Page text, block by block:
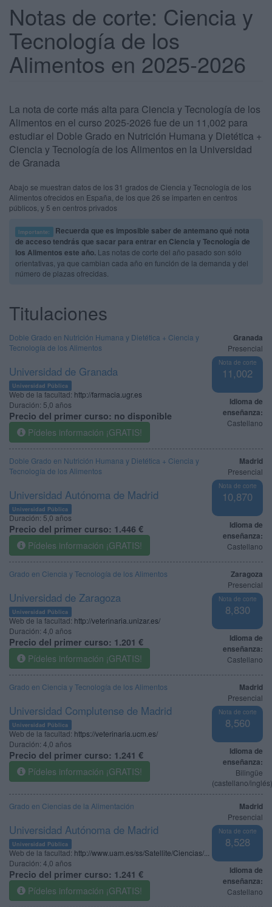
Notas de corte: Ciencia y
Tecnología de los
Alimentos en 2025-2026
La nota de corte más alta para Ciencia y Tecnología de los
Alimentos en el curso 2025-2026 fue de un 11,002 para
estudiar el Doble Grado en Nutrición Humana y Dietética +
Ciencia y Tecnología de los Alimentos en la Universidad
de Granada
Abajo se muestran datos de los 31 grados de Ciencia y Tecnología de los
Alimentos ofrecidos en España, de los que 26 se imparten en centros
públicos, y 5 en centros privados
Importante:
Recuerda que es imposible saber de antemano qué nota
de acceso tendrás que sacar para entrar en Ciencia y Tecnología de
los Alimentos este año. Las notas de corte del año pasado son sólo
orientativas, ya que cambian cada año en función de la demanda y del
número de plazas ofrecidas.
Titulaciones
Granada
Presencial
Nota de corte
11,002
Idioma de
enseñanza:
Castellano
Doble Grado en Nutrición Humana y Dietética + Ciencia y
Tecnología de los Alimentos
Universidad de Granada
Universidad Pública
Web de la facultad: http://farmacia.ugr.es
Duración: 5,0 años
Precio del primer curso: no disponible
Pídeles información ¡GRATIS!
Madrid
Presencial
Nota de corte
10,870
Idioma de
enseñanza:
Castellano
Doble Grado en Nutrición Humana y Dietética + Ciencia y
Tecnología de los Alimentos
Universidad Autónoma de Madrid
Universidad Pública
Duración:5,0 años
Precio del primer curso: 1.446 €
Pídeles información ¡GRATIS!
Zaragoza
Presencial
Nota de corte
8,830
Idioma de
enseñanza:
Castellano
Grado en Ciencia y Tecnología de los Alimentos
Universidad de Zaragoza
Universidad Pública
Web de la facultad: http://veterinaria.unizar.es/
Duración: 4,0 años
Precio del primer curso: 1.201 €
Pídeles información ¡GRATIS!
Madrid
Presencial
Nota de corte
8,560
Idioma de
enseñanza:
Bilingüe
(castellano/
Grado en Ciencia y Tecnología de los Alimentos
Universidad Complutense de Madrid
Universidad Pública
Web de la facultad: https://veterinaria.ucm.es/
Duración: 4,0 años
Precio del primer curso: 1.241 €
Pídeles información ¡GRATIS!
Madrid
Presencial
Nota de corte
8,528
Idioma de
enseñanza:
Castellano
Grado en Ciencias de la Alimentación
Universidad Autónoma de Madrid
Universidad Pública
Web de la facultad: http://www.uam.es/ss/Satellite/Ciencias/...
Duración: 4,0 años
Precio del primer curso: 1.241 €
Pídeles información ¡GRATIS!